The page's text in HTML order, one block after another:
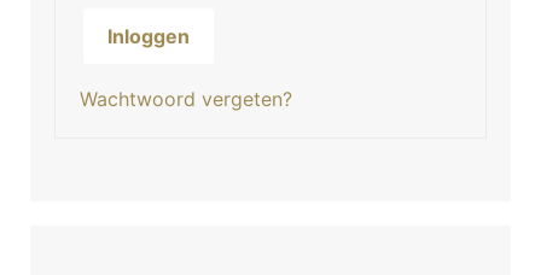
Inloggen
Wachtwoord vergeten?